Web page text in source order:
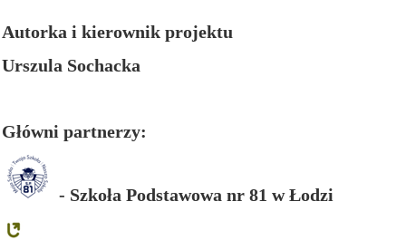
Autorka i kierownik projektu
Urszula Sochacka
Główni partnerzy:
- Szkoła Podstawowa nr 81 w Łodzi